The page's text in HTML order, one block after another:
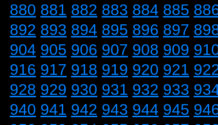
880 881 882 883 884 885
892 893 894 895 896 897
904 905 906 907 908 909
916 917 918 919 920 921
928 929 930 931 932 933
940 941 942 943 944 945